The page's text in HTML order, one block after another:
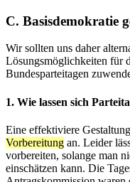
C. Basisdemokratie
Wir sollten uns daher
Lösungsmöglichkeiten für
Bundesparteitagen
1. Wie lassen sich
Eine effektiviere
Vorbereitung an. Leider
vorbereiten, solange man
einschätzen kann. Die